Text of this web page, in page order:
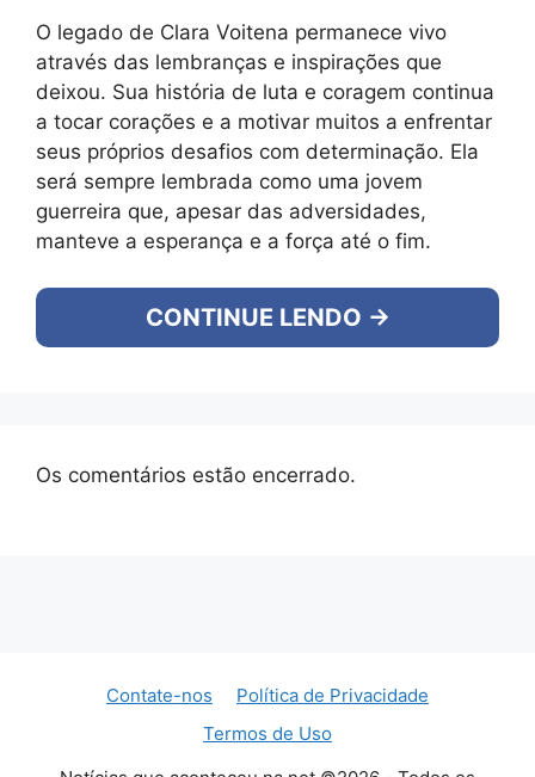
O legado de Clara Voitena permanece vivo
através das lembranças e inspirações que
deixou. Sua história de luta e coragem continua
a tocar corações e a motivar muitos a enfrentar
seus próprios desafios com determinação. Ela
será sempre lembrada como uma jovem
guerreira que, apesar das adversidades,
manteve a esperança e a força até o fim.
CONTINUE LENDO →
Os comentários estão encerrado.
Contate-nos
Política de Privacidade
Termos de Uso